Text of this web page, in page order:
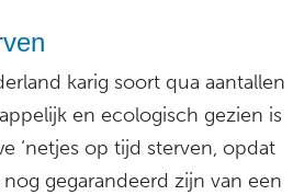
karig soort qua aantallen
en ecologisch gezien is
‘netjes op tijd sterven, opdat
gegarandeerd zijn van een